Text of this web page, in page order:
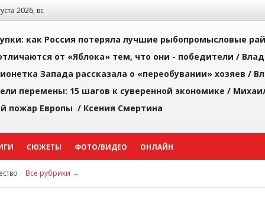
2026, вс
как Россия потеряла лучшие рыбопромысловые
от «Яблока» тем, что они - победители /
Запада рассказала о «переобувании» хозяев /
перемены: 15 шагов к суверенной экономике /
пожар Европы / Ксения Смертина
СЮЖЕТЫ ФОТО/ВИДЕО ОНЛАЙН
Все рубрики →